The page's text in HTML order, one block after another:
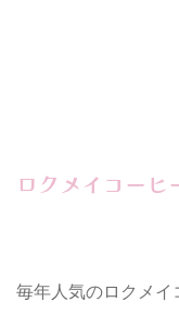
ロクメイコーヒ
毎年人気のロクメ